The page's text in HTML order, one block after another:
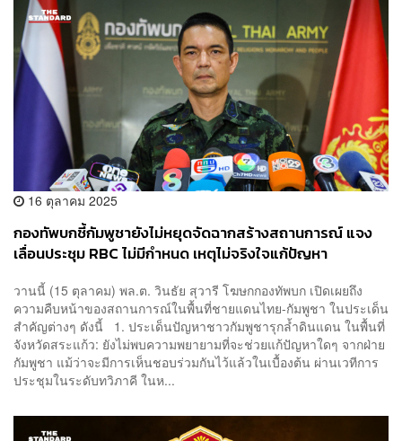
16 ตุลาคม 2025
กองทัพบกชี้กัมพูชายังไม่หยุดจัดฉากสร้างสถานการณ์ แจง
เลื่อนประชุม RBC ไม่มีกำหนด เหตุไม่จริงใจแก้ปัญหา
วานนี้ (15 ตุลาคม) พล.ต. วินธัย สุวารี โฆษกกองทัพบก เปิดเผยถึง
ความคืบหน้าของสถานการณ์ในพื้นที่ชายแดนไทย-กัมพูชา ในประเด็น
สำคัญต่างๆ ดังนี้ 1. ประเด็นปัญหาชาวกัมพูชารุกล้ำดินแดน ในพื้นที่
จังหวัดสระแก้ว: ยังไม่พบความพยายามที่จะช่วยแก้ปัญหาใดๆ จากฝ่าย
กัมพูชา แม้ว่าจะมีการเห็นชอบร่วมกันไว้แล้วในเบื้องต้น ผ่านเวทีการ
ประชุมในระดับทวิภาคี ในห...